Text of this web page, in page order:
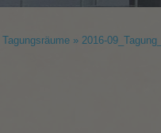
Tagungsräume» 2016-